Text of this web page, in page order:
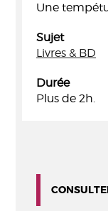
Une
Sujet
Livres & BD
Durée
Plus de 2h.